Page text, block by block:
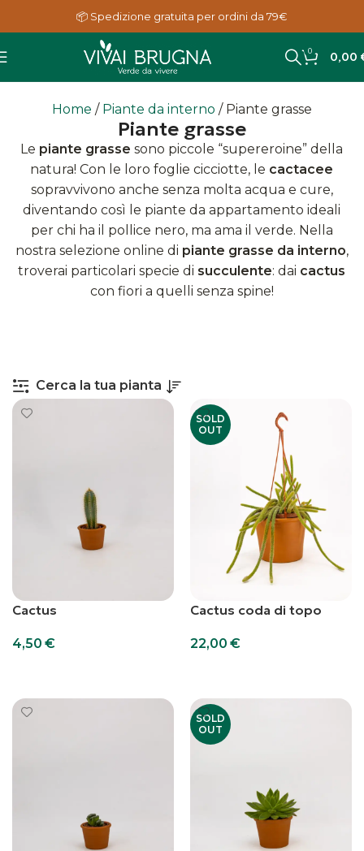
📦 Spedizione gratuita per ordini da 79€
0 0,00
Home Piante da interno Piante grasse
Piante grasse
Le piante grasse sono piccole “supereroine” della
natura! Con le loro foglie cicciotte, le cactacee
sopravvivono anche senza molta acqua e cure,
diventando così le piante da appartamento ideali
per chi ha il pollice nero, ma ama il verde. Nella
nostra selezione online di piante grasse da interno,
troverai particolari specie di succulente: dai cactus
con fiori a quelli senza spine!
Cerca la tua pianta
Cactus
4,50 €
SOLD
OUT
Cactus coda di topo
22,00 €
SOLD
OUT